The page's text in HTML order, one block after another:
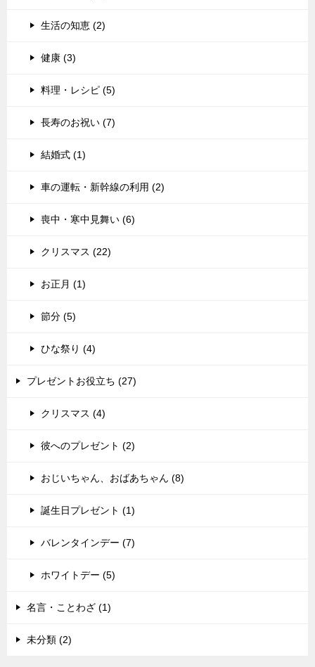
生活の知恵 (2)
健康 (3)
料理・レシピ (5)
長寿のお祝い (7)
結婚式 (1)
車の運転・新幹線の利用 (2)
喪中・寒中見舞い (6)
クリスマス (22)
お正月 (1)
節分 (5)
ひな祭り (4)
プレゼントお役立ち (27)
クリスマス (4)
彼へのプレゼント (2)
おじいちゃん、おばあちゃん (8)
誕生日プレゼント (1)
バレンタインデー (7)
ホワイトデー (5)
名言・ことわざ (1)
未分類 (2)